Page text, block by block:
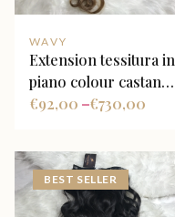
WAVY
Extension tessitura in
piano colour castano
e biondo miele
92,00
€ – 730,00
€
BEST SELLER